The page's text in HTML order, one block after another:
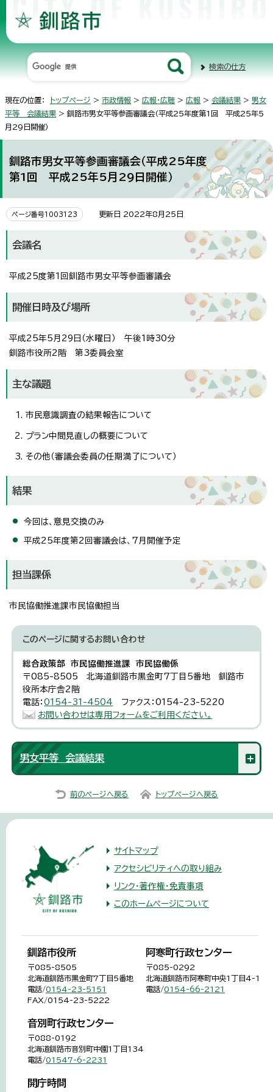
検索の仕方
現在の位置： トップページ > 市政情報 > 広報・広聴 > 広報 > 会議結果 > 男女
平等 会議結果 > 釧路市男女平等参画審議会（平成25年度第1回 平成25年5
月29日開催）
釧路市男女平等参画審議会（平成25年度
第1回 平成25年5月29日開催）
ページ番号1003123 更新日 2022年8月25日
会議名
平成25度第1回釧路市男女平等参画審議会
開催日時及び場所
平成25年5月29日（水曜日） 午後1時30分
釧路市役所2階 第3委員会室
主な議題
市民意識調査の結果報告について
プラン中間見直しの概要について
その他（審議会委員の任期満了について）
結果
今回は、意見交換のみ
平成25年度第2回審議会は、7月開催予定
担当課係
市民協働推進課市民協働担当
このページに関するお問い合わせ
総合政策部 市民協働推進課 市民協働係
〒085-8505 北海道釧路市黒金町7丁目5番地 釧路市
役所本庁舎2階
電話：0154-31-4504
ファクス：0154-23-5220
お問い合わせは専用フォームをご利用ください。
男女平等 会議結果
前のページへ戻る トップページへ戻る
サイトマップ
アクセシビリティへの取り組み
リンク・著作権・免責事項
このホームページについて
釧路市役所
〒085-8505
北海道釧路市黒金町7丁目5番地
電話/0154-23-5151
FAX/0154-23-5222
阿寒町行政センター
〒085-0292
北海道釧路市阿寒町中央1丁目4-1
電話/0154-66-2121
音別町行政センター
〒088-0192
北海道釧路市音別町中園1丁目134
電話/01547-6-2231
開庁時間